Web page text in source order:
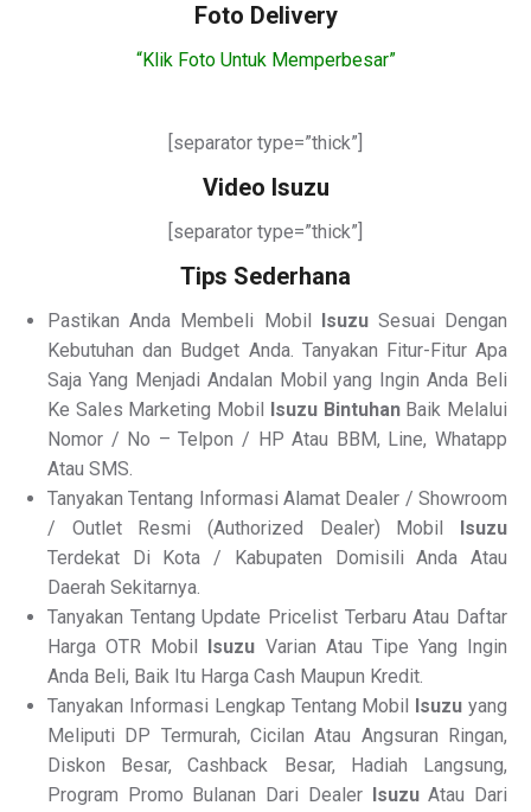
Foto Delivery
“Klik Foto Untuk Memperbesar”
[separator type=”thick”]
Video Isuzu
[separator type=”thick”]
Tips Sederhana
Pastikan Anda Membeli Mobil IsuzuSesuai Dengan
Kebutuhan dan Budget Anda. Tanyakan Fitur-Fitur Apa
Saja Yang Menjadi Andalan Mobil yang Ingin Anda Beli
Ke Sales Marketing Mobil Isuzu BintuhanBaik Melalui
Nomor / No – Telpon / HP Atau BBM, Line, Whatapp
Atau SMS.
Tanyakan Tentang Informasi Alamat Dealer / Showroom
/ Outlet Resmi (Authorized Dealer) Mobil Isuzu
Terdekat Di Kota / Kabupaten Domisili Anda Atau
Daerah Sekitarnya.
Tanyakan Tentang Update Pricelist Terbaru Atau Daftar
Harga OTR Mobil Isuzu Varian Atau Tipe Yang Ingin
Anda Beli, Baik Itu Harga Cash Maupun Kredit.
Tanyakan Informasi Lengkap Tentang Mobil Isuzu yang
Meliputi DP Termurah, Cicilan Atau Angsuran Ringan,
Diskon Besar, Cashback Besar, Hadiah Langsung,
Program Promo Bulanan Dari Dealer IsuzuAtau Dari